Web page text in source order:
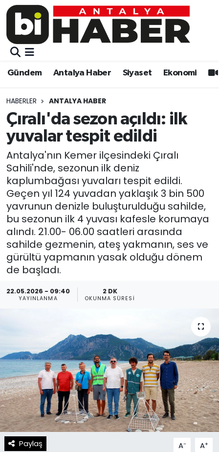
Gündem Antalya Haber Siyaset Ekonomi
HABERLER ANTALYA HABER
Çıralı'da sezon açıldı: ilk
yuvalar tespit edildi
Antalya'nın Kemer ilçesindeki Çıralı
Sahili'nde, sezonun ilk deniz
kaplumbağası yuvaları tespit edildi.
Geçen yıl 124 yuvadan yaklaşık 3 bin 500
yavrunun denizle buluşturulduğu sahilde,
bu sezonun ilk 4 yuvası kafesle korumaya
alındı. 21.00- 06.00 saatleri arasında
sahilde gezmenin, ateş yakmanın, ses ve
gürültü yapmanın yasak olduğu dönem
de başladı.
22.05.2026 - 09:40
YAYINLANMA
2 DK
OKUNMA SÜRESI
Paylaş A- A+
Gündem
Siyaset
Ekonomi
Video
Eğitim
Kültür-sanat
Sağlık
Spor
Teknoloji
Resmi İlanlar
Gündem
Siyaset
Eğitim
Ekonomi
Kültür-sanat
Sağlık
Spor
Teknoloji
Yaşam
Künye
Muratpaşa Nöbetçi Eczaneler
Muratpaşa Trafik Yoğunluk Haritası
Süper Lig Puan Durumu ve Fikstür
Tüm Manşetler
Son Dakika Haberleri
Haber Arşivi